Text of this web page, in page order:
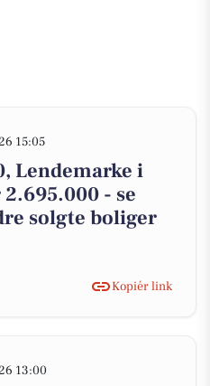
15:05
Lendemarke i
- se
solgte boliger
Kopiér link
13:00